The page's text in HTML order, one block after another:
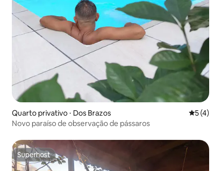
Quarto privativo ⋅ Dos Brazos 5 de
5 (4)
Novo paraíso de observação de pássaros
Superhost
Superhost